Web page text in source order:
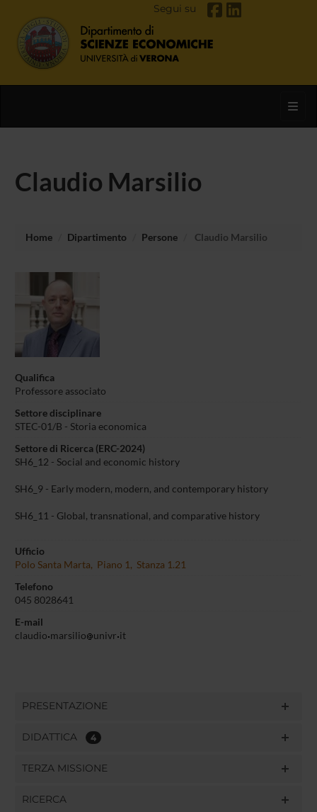
Segui su
Claudio Marsilio
Home Dipartimento Persone Claudio Marsilio
Qualifica
Professore associato
Settore disciplinare
STEC-01/B - Storia economica
Settore di Ricerca (ERC-2024)
SH6_12 - Social and economic history
SH6_9 - Early modern, modern, and contemporary history
SH6_11 - Global, transnational, and comparative history
Ufficio
Polo Santa Marta, Piano 1, Stanza 1.21
Telefono
045 8028641
E-mail
claudio marsilio univr it
PRESENTAZIONE
DIDATTICA 4
TERZA MISSIONE
RICERCA